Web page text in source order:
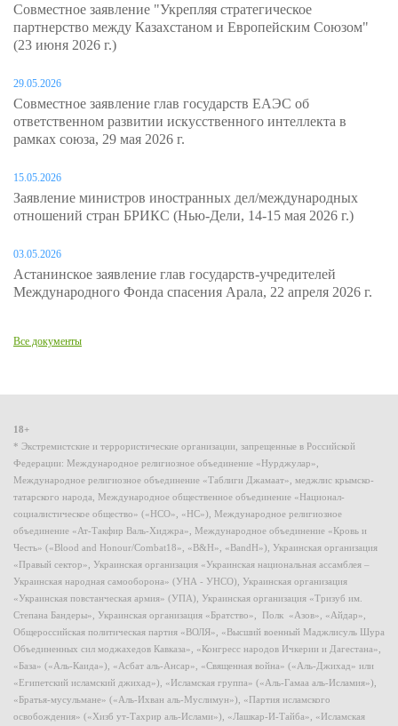
Совместное заявление "Укрепляя стратегическое
партнерство между Казахстаном и Европейским Союзом"
(23 июня 2026 г.)
29.05.2026
Совместное заявление глав государств ЕАЭС об
ответственном развитии искусственного интеллекта в
рамках союза, 29 мая 2026 г.
15.05.2026
Заявление министров иностранных дел/международных
отношений стран БРИКС (Нью-Дели, 14-15 мая 2026 г.)
03.05.2026
Астанинское заявление глав государств-учредителей
Международного Фонда спасения Арала, 22 апреля 2026 г.
Все документы
18+
* Экстремистские и террористические организации, запрещенные в Российской
Федерации: Международное религиозное объединение «Нурджулар»,
Международное религиозное объединение «Таблиги Джамаат», меджлис крымско-
татарского народа, Международное общественное объединение «Национал-
социалистическое общество» («НСО», «НС»), Международное религиозное
объединение «Ат-Такфир Валь-Хиджра», Международное объединение «Кровь и
Честь» («Blood and Honour/Combat18», «B&H», «BandH»), Украинская организация
«Правый сектор», Украинская организация «Украинская национальная ассамблея –
Украинская народная самооборона» (УНА - УНСО), Украинская организация
«Украинская повстанческая армия» (УПА), Украинская организация «Тризуб им.
Степана Бандеры», Украинская организация «Братство», Полк «Азов», «Айдар»,
Общероссийская политическая партия «ВОЛЯ», «Высший военный Маджлисуль Шура
Объединенных сил моджахедов Кавказа», «Конгресс народов Ичкерии и Дагестана»,
«База» («Аль-Каида»), «Асбат аль-Ансар», «Священная война» («Аль-Джихад» или
«Египетский исламский джихад»), «Исламская группа» («Аль-Гамаа аль-Исламия»),
«Братья-мусульмане» («Аль-Ихван аль-Муслимун»), «Партия исламского
освобождения» («Хизб ут-Тахрир аль-Ислами»), «Лашкар-И-Тайба», «Исламская